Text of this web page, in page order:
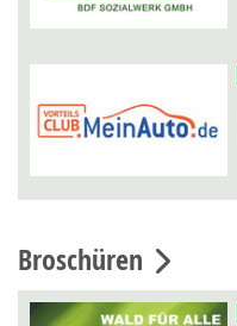
Broschüren